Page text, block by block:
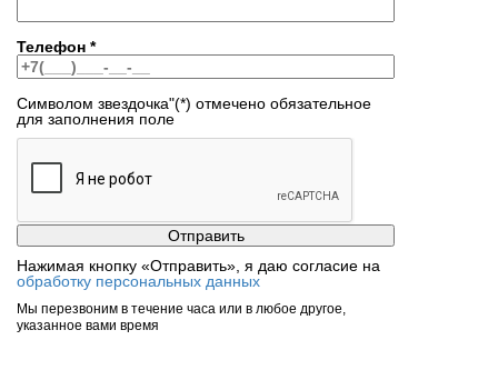
Телефон *
Символом звездочка"(*) отмечено обязательное
для заполнения поле
Нажимая кнопку «Отправить», я даю согласие на
обработку персональных данных
Мы перезвоним в течение часа или в любое другое,
указанное вами время